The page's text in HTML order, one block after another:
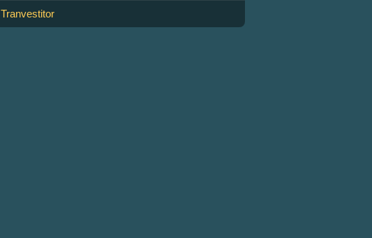
Tranvestitor